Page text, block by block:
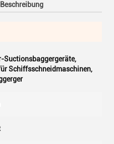
Suctionsbaggergeräte,
Schiffsschneidmaschinen,